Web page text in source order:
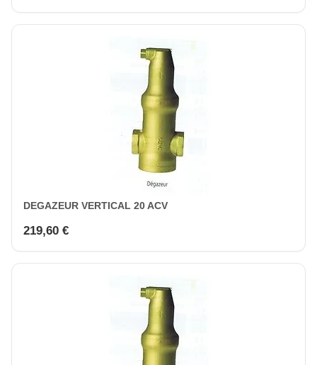
DEGAZEUR VERTICAL 20 ACV
219,60 €